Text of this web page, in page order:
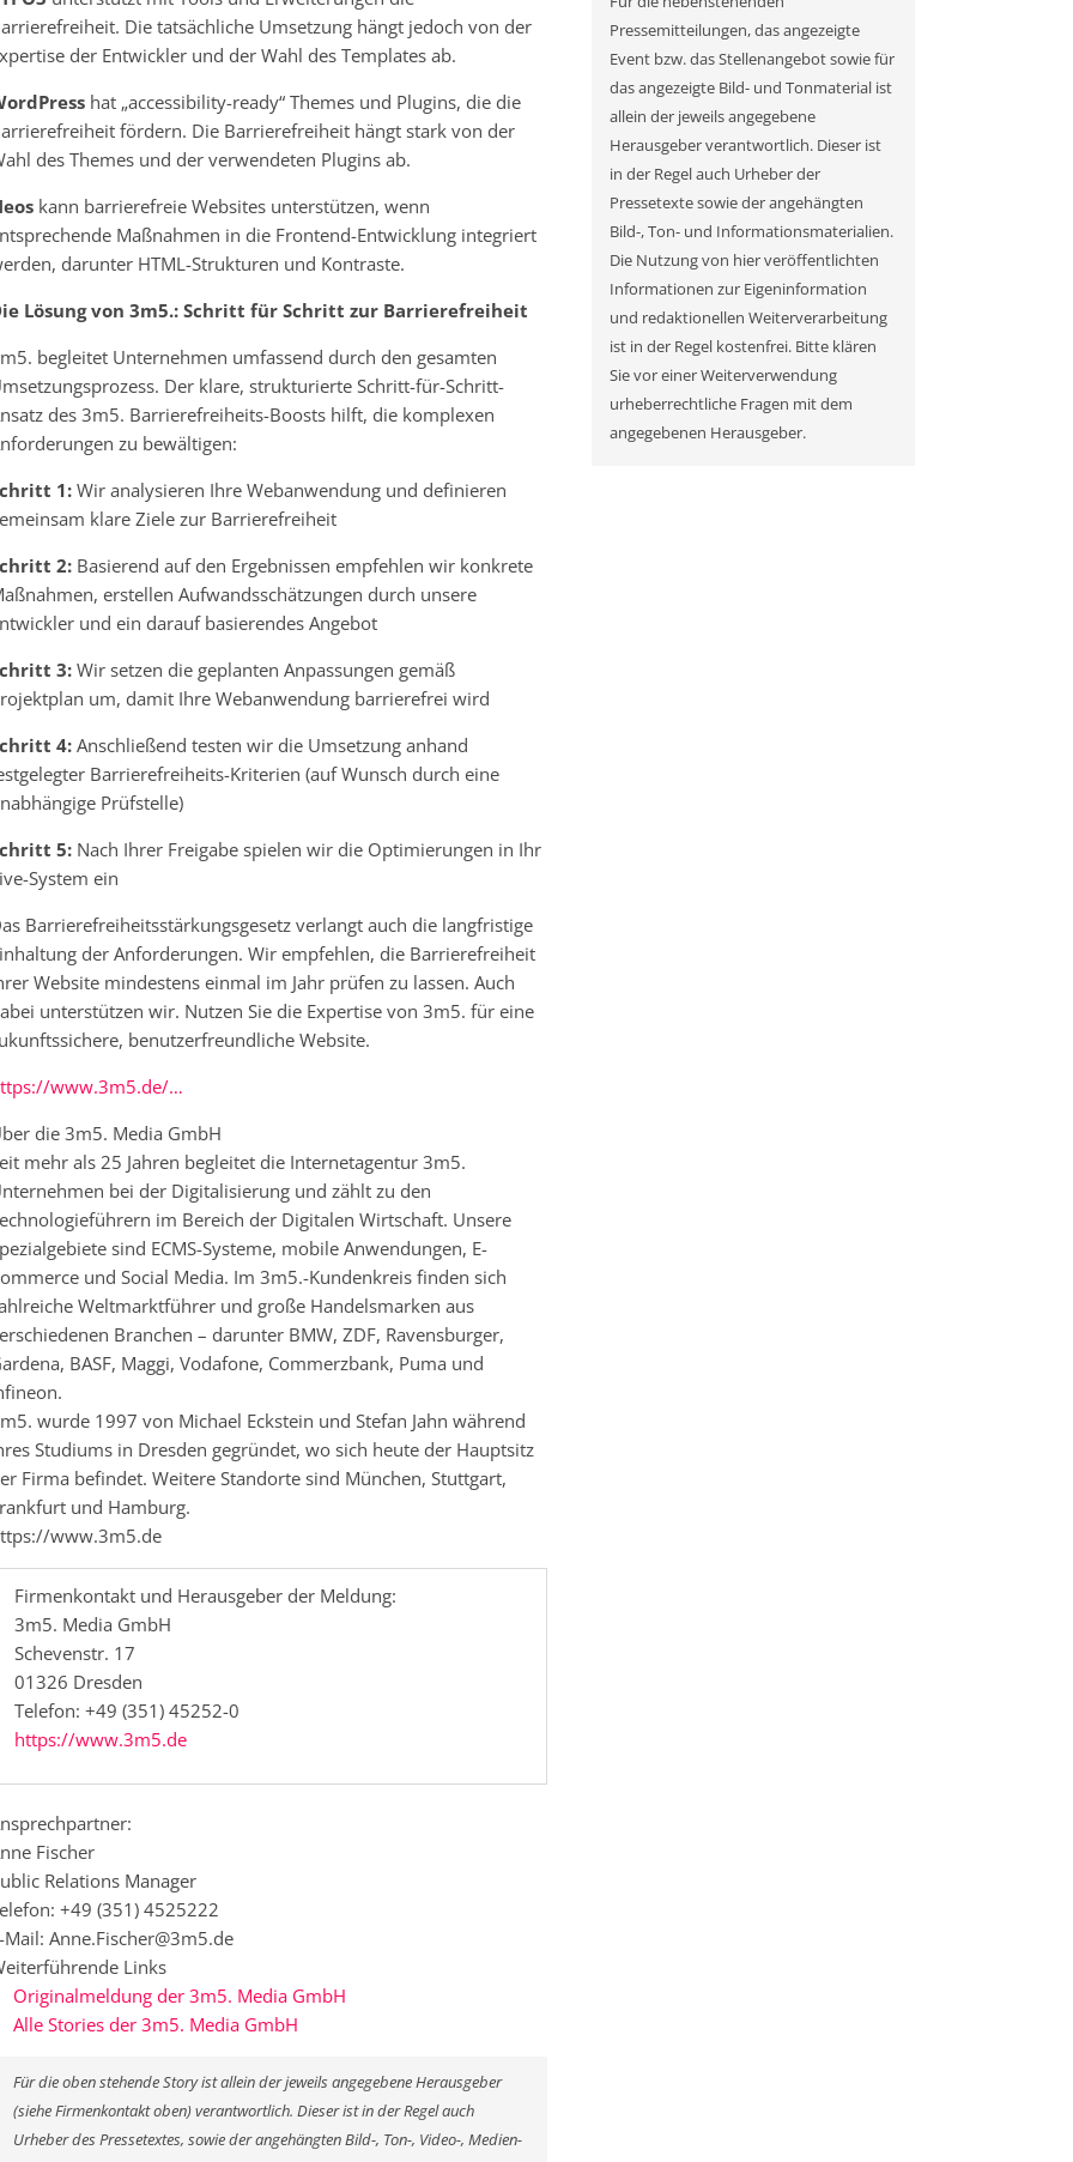
Die tatsächliche Umsetzung hängt jedoch von der
der Entwickler und der Wahl des Templates ab.
hat „accessibility-ready“ Themes und Plugins, die die
fördern. Die Barrierefreiheit hängt stark von der
des Themes und der verwendeten Plugins ab.
kann barrierefreie Websites unterstützen, wenn
Maßnahmen in die Frontend-Entwicklung integriert
darunter HTML-Strukturen und Kontraste.
Lösung von 3m5.: Schritt für Schritt zur Barrierefreiheit
begleitet Unternehmen umfassend durch den gesamten
Der klare, strukturierte Schritt-für-Schritt-
des 3m5. Barrierefreiheits-Boosts hilft, die komplexen
zu bewältigen:
1: Wir analysieren Ihre Webanwendung und definieren
klare Ziele zur Barrierefreiheit
2: Basierend auf den Ergebnissen empfehlen wir konkrete
erstellen Aufwandsschätzungen durch unsere
und ein darauf basierendes Angebot
3: Wir setzen die geplanten Anpassungen gemäß
um, damit Ihre Webanwendung barrierefrei wird
4: Anschließend testen wir die Umsetzung anhand
Barrierefreiheits-Kriterien (auf Wunsch durch eine
Prüfstelle)
5: Nach Ihrer Freigabe spielen wir die Optimierungen in Ihr
System ein
Barrierefreiheitsstärkungsgesetz verlangt auch die langfristige
der Anforderungen. Wir empfehlen, die Barrierefreiheit
Website mindestens einmal im Jahr prüfen zu lassen. Auch
unterstützen wir. Nutzen Sie die Expertise von 3m5. für eine
benutzerfreundliche Website.
www.3m5.de/…
die 3m5. Media GmbH
mehr als 25 Jahren begleitet die Internetagentur 3m5.
bei der Digitalisierung und zählt zu den
im Bereich der Digitalen Wirtschaft. Unsere
sind ECMS-Systeme, mobile Anwendungen, E-
und Social Media. Im 3m5.-Kundenkreis finden sich
Weltmarktführer und große Handelsmarken aus
Branchen – darunter BMW, ZDF, Ravensburger,
BASF, Maggi, Vodafone, Commerzbank, Puma und
wurde 1997 von Michael Eckstein und Stefan Jahn während
Studiums in Dresden gegründet, wo sich heute der Hauptsitz
Firma befindet. Weitere Standorte sind München, Stuttgart,
und Hamburg.
www.3m5.de
Firmenkontakt und Herausgeber der Meldung:
3m5. Media GmbH
Schevenstr. 17
01326 Dresden
Telefon: +49 (351) 45252-0
https://www.3m5.de
Fischer
Relations Manager
+49 (351) 4525222
Mail: Anne.Fischer@3m5.de
Links
Originalmeldung der 3m5. Media GmbH
Alle Stories der 3m5. Media GmbH
Für die oben stehende Story ist allein der jeweils angegebene Herausgeber
(siehe Firmenkontakt oben) verantwortlich. Dieser ist in der Regel auch
Urheber des Pressetextes, sowie der angehängten Bild-, Ton-, Video-, Medien-
Pressemitteilungen, das angezeigte
Event bzw. das Stellenangebot sowie für
das angezeigte Bild- und Tonmaterial ist
allein der jeweils angegebene
Herausgeber verantwortlich. Dieser ist
in der Regel auch Urheber der
Pressetexte sowie der angehängten
Bild-, Ton- und Informationsmaterialien.
Die Nutzung von hier veröffentlichten
Informationen zur Eigeninformation
und redaktionellen Weiterverarbeitung
ist in der Regel kostenfrei. Bitte klären
Sie vor einer Weiterverwendung
urheberrechtliche Fragen mit dem
angegebenen Herausgeber.